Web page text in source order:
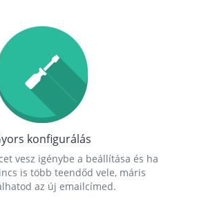
konfigurálás
vesz igénybe a beállítása és ha
is több teendőd vele, máris
az új emailcímed.